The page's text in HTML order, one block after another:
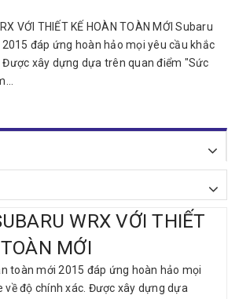
VỚI THIẾT KẾ HOÀN TOÀN MỚI Subaru
đáp ứng hoàn hảo mọi yêu cầu khắc
Được xây dựng dựa trên quan điểm "Sức
WRX VỚI THIẾT
MỚI
toàn mới 2015 đáp ứng hoàn hảo mọi
về độ chính xác. Được xây dựng dựa